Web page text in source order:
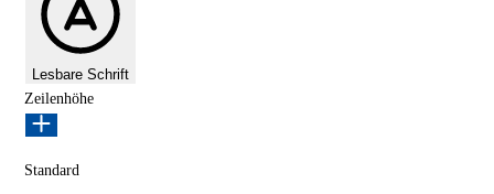
Lesbare Schrift
Zeilenhöhe
Standard